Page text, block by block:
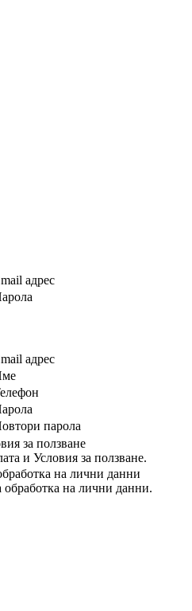
адрес
адрес
парола
за ползване
и Условия за ползване.
на лични данни
на лични данни.